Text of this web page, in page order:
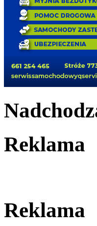
Reklama
Reklama